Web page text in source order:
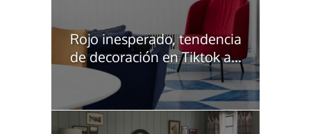
Rojo inesperado, tendencia
de decoración en Tiktok a...